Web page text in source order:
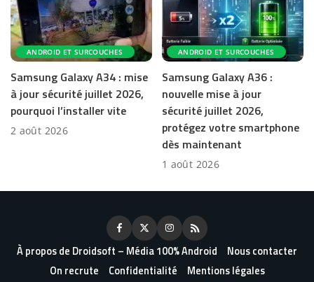
ANDROID ET SURCOUCHES
Samsung Galaxy A34 : mise
à jour sécurité juillet 2026,
pourquoi l’installer vite
2 août 2026
ANDROID ET SURCOUCHES
Samsung Galaxy A36 :
nouvelle mise à jour
sécurité juillet 2026,
protégez votre smartphone
dès maintenant
1 août 2026
À propos de Droidsoft – Média 100% Android
Nous contacter
On recrute
Confidentialité Mentions légales